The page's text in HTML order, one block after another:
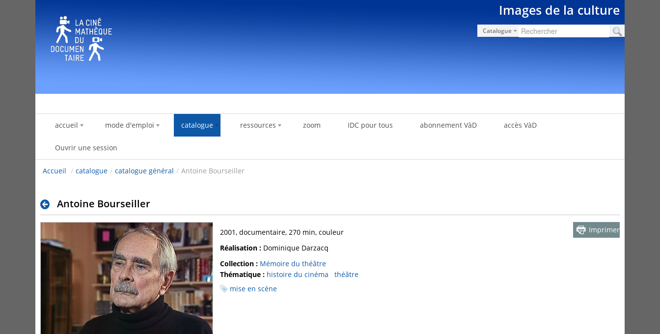
Images de la culture
Catalogue
accueil mode d'emploi catalogue ressources zoom IDC pour tous abonnement VàD accès VàD
Ouvrir une session
Accueil / catalogue / catalogue général / Antoine Bourseiller
Antoine Bourseiller
Imprimer
2001, documentaire, 270 min, couleur
Réalisation : Dominique Darzacq
Collection : Mémoire du théâtre
Thématique : histoire du cinéma
théâtre
mise en scène